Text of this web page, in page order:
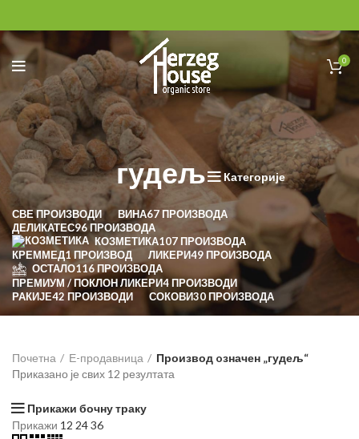
0
гудељ Категорије
СВЕПРОИЗВОДИ ВИНА67 ПРОИЗВОДА
ДЕЛИКАТЕС96 ПРОИЗВОДА
КОЗМЕТИКА107 ПРОИЗВОДА
КРЕММЕД1 ПРОИЗВОД ЛИКЕРИ49 ПРОИЗВОДА
ОСТАЛО116 ПРОИЗВОДА
ПРЕМИУМ / ПОКЛОН ЛИКЕРИ4 ПРОИЗВОДИ
РАКИЈЕ42 ПРОИЗВОДИ СОКОВИ30 ПРОИЗВОДА
Почетна Е-продавница
Производ oзначен „гудељ“
Приказано је свих 12 резултата
Прикажи бочну траку
Прикажи 12 2436